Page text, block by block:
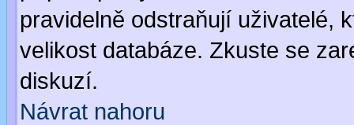
pravidelně odstraňují uživatelé,
velikost databáze. Zkuste se
diskuzí.
Návrat nahoru